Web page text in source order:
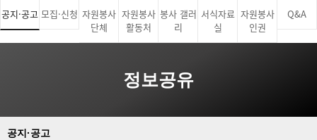
공지·공고 모집·신청 자원봉사
단체
자원봉사
활동처
봉사 갤러
리
서식자료
실
자원봉사
인권
Q&A
정보공유
공지·공고